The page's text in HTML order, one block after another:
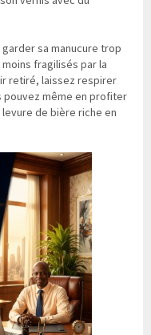
sa manucure trop
fragilisés par la
retiré, laissez respirer
pouvez même en profiter
de bière riche en